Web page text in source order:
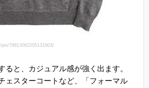
78813062205131903/
ると、カジュアル感が強く出ます。
ェスターコートなど、「フォーマル